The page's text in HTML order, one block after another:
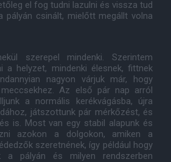
el fog tudni lazulni és vissza tud
pályán csinált, mielőtt megállt volna
szerepel mindenki. Szerintem
a helyzet, mindenki élesnek, fittnek
nagyon várjuk már, hogy
Az első pár nap arról
a normális kerékvágásba, újra
játszottunk pár mérkőzést, és
is. Most van egy stabil alapunk és
azokon a dolgokon, amiken a
szeretnének, így például hogy
a pályán és milyen rendszerben